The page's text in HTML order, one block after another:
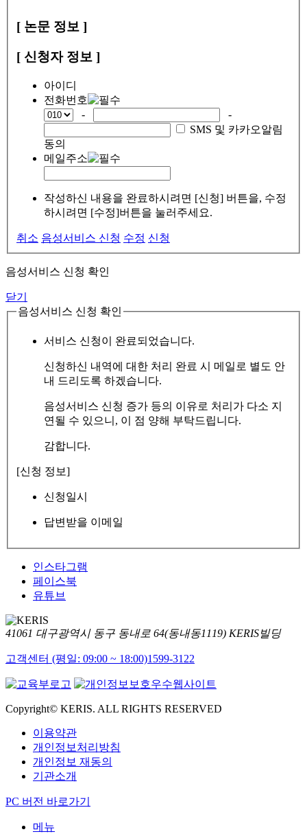
[ 논문 정보 ]
[ 신청자 정보 ]
아이디
전화번호
-
-
SMS 및 카카오알림
동의
메일주소
작성하신 내용을 완료하시려면 [신청] 버튼을, 수정
하시려면 [수정]버튼을 눌러주세요.
취소 음성서비스 신청 수정 신청
음성서비스 신청 확인
닫기
음성서비스 신청 확인
서비스 신청이 완료되었습니다.
신청하신 내역에 대한 처리 완료 시 메일로 별도 안
내 드리도록 하겠습니다.
음성서비스 신청 증가 등의 이유로 처리가 다소 지
연될 수 있으니, 이 점 양해 부탁드립니다.
감합니다.
[신청 정보]
신청일시
답변받을 이메일
인스타그램
페이스북
유튜브
41061 대구광역시 동구 동내로 64(동내동1119) KERIS빌딩
고객센터 (평일: 09:00 ~ 18:00)1599-3122
Copyright© KERIS. ALL RIGHTS RESERVED
이용약관
개인정보처리방침
개인정보 재동의
기관소개
PC 버전 바로가기
메뉴